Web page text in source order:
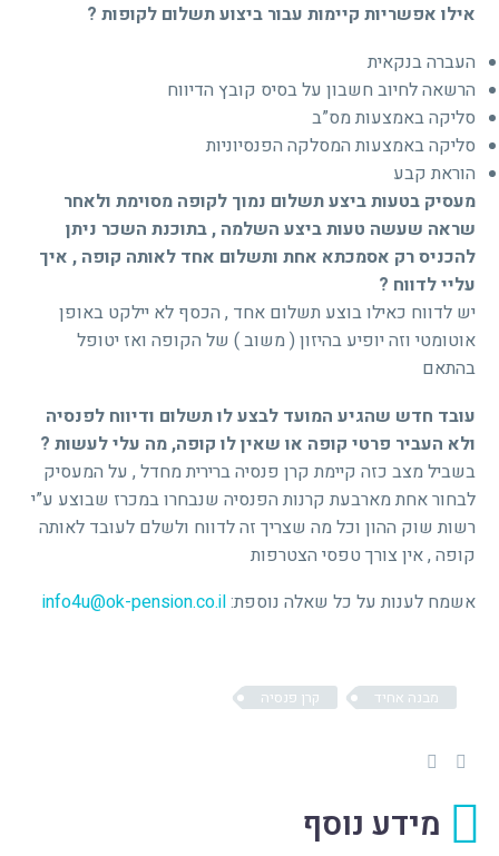
אילו אפשריות קיימות עבור ביצוע תשלום לקופות ?
העברה בנקאית
הרשאה לחיוב חשבון על בסיס קובץ הדיווח
סליקה באמצעות מס”ב
סליקה באמצעות המסלקה הפנסיוניות
הוראת קבע
מעסיק בטעות ביצע תשלום נמוך לקופה מסוימת ולאחר
שראה שעשה טעות ביצע השלמה , בתוכנת השכר ניתן
להכניס רק אסמכתא אחת ותשלום אחד לאותה קופה , איך
עליי לדווח ?
יש לדווח כאילו בוצע תשלום אחד , הכסף לא יילקט באופן
אוטומטי וזה יופיע בהיזון ( משוב ) של הקופה ואז יטופל
בהתאם
עובד חדש שהגיע המועד לבצע לו תשלום ודיווח לפנסיה
ולא העביר פרטי קופה או שאין לו קופה, מה עלי לעשות ?
בשביל מצב כזה קיימת קרן פנסיה ברירית מחדל , על המעסיק
לבחור אחת מארבעת קרנות הפנסיה שנבחרו במכרז שבוצע ע”י
רשות שוק ההון וכל מה שצריך זה לדווח ולשלם לעובד לאותה
קופה , אין צורך טפסי הצטרפות
אשמח לענות על כל שאלה נוספת:info4u@ok-pension.co.il
מבנה אחיד קרן פנסיה
מידע נוסף